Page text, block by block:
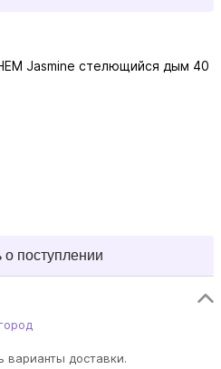
Jasmine стелющийся дым 40
поступлении
варианты доставки.